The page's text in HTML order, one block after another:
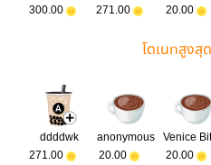
300.00
271.00
20.00
โดเนทสูงสุ
ddddwk
271.00
anonymous
20.00
Venice
20.00